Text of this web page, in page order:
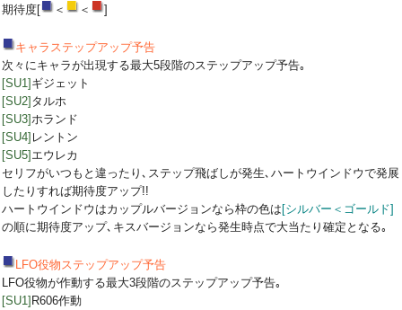
期待度[ ＜ ＜ ]
キャラステップアップ予告
次々にキャラが出現する最大5段階のステップアップ予告｡
[SU1] ギジェット
[SU2] タルホ
[SU3] ホランド
[SU4] レントン
[SU5] エウレカ
セリフがいつもと違ったり､ステップ飛ばしが発生､ハートウインドウで発展
したりすれば期待度アップ!!
ハートウインドウはカップルバージョンなら枠の色は [シルバー＜ゴールド]
の順に期待度アップ､キスバージョンなら発生時点で大当たり確定となる｡
LFO役物ステップアップ予告
LFO役物が作動する最大3段階のステップアップ予告｡
[SU1] R606作動